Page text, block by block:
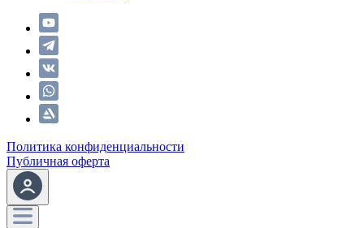
Политика конфиденциальности
Публичная оферта